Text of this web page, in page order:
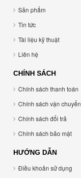
Sản phẩm
Tin tức
Tài liệu kỹ thuật
Liên hệ
CHÍNH SÁCH
Chính sách thanh toán
Chính sách vận chuyển
Chính sách đổi trả
Chính sách bảo mật
HƯỚNG DẪN
Điều khoản sử dụng